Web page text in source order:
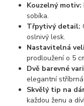
Kouzelný motiv:
sobíka.
Třpytivý detail:
oslnivý lesk.
Nastavitelná
prodloužení o 5
Dvě barevné
elegantní
Skvělý tip na
každou ženu a